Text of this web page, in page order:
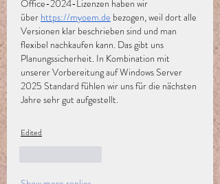
Office-2024-Lizenzen haben wir
über https://myoem.de bezogen, weil dort alle
Versionen klar beschrieben sind und man
flexibel nachkaufen kann. Das gibt uns
Planungssicherheit. In Kombination mit
unserer Vorbereitung auf Windows Server
2025 Standard fühlen wir uns für die nächsten
Jahre sehr gut aufgestellt.
Edited